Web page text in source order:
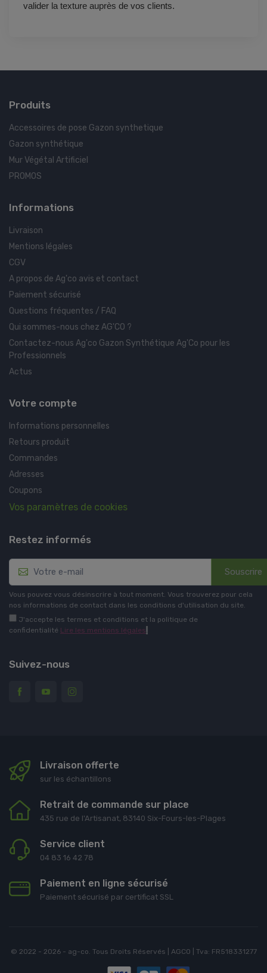
valider la texture auprès de vos clients.
Produits
Accessoires de pose Gazon synthetique
Gazon synthétique
Mur Végétal Artificiel
PROMOS
Informations
Livraison
Mentions légales
CGV
A propos de Ag'co avis et contact
Paiement sécurisé
Questions fréquentes / FAQ
Qui sommes-nous chez AG'CO ?
Contactez-nous Ag'co Gazon Synthétique Ag'Co pour les
Professionnels
Actus
Votre compte
Informations personnelles
Retours produit
Commandes
Adresses
Coupons
Vos paramètres de cookies
Restez informés
Souscrire
Vous pouvez vous désinscrire à tout moment. Vous trouverez pour cela
nos informations de contact dans les conditions d'utilisation du site.
J'accepte les termes et conditions et la politique de
confidentialité Lire les mentions légales
Suivez-nous
Livraison offerte
sur les échantillons
Retrait de commande sur place
435 rue de l'Artisanat, 83140 Six-Fours-les-Plages
Service client
04 83 16 42 78
Paiement en ligne sécurisé
Paiement sécurisé par certificat SSL
© 2022 - 2026 - ag-co. Tous Droits Réservés | AGCO | Tva: FR518331277